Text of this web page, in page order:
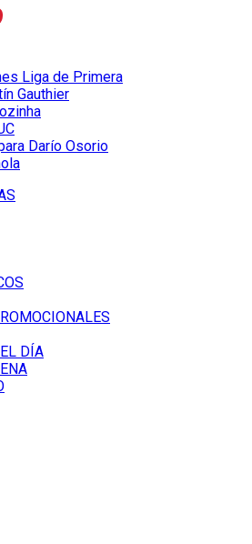
Liga de Primera
Gauthier
Darío Osorio
DÍA